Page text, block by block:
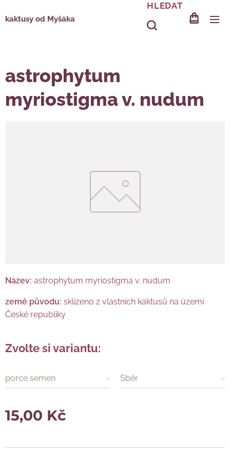
kaktusy od Myšáka
HLEDAT
astrophytum
myriostigma v. nudum
Název: astrophytum myriostigma v. nudum
země původu: sklizeno z vlastních kaktusů na území
České republiky
Zvolte si variantu:
porce semen Sběr
15,00 Kč